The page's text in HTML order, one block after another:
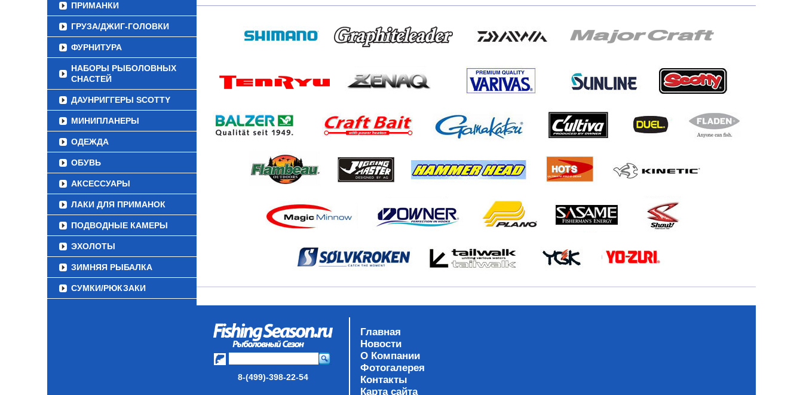
ПРИМАНКИ
ГРУЗА/ДЖИГ-ГОЛОВКИ
ФУРНИТУРА
НАБОРЫ РЫБОЛОВНЫХ
СНАСТЕЙ
ДАУНРИГГЕРЫ SCOTTY
МИНИПЛАНЕРЫ
ОДЕЖДА
ОБУВЬ
АКСЕССУАРЫ
ЛАКИ ДЛЯ ПРИМАНОК
ПОДВОДНЫЕ КАМЕРЫ
ЭХОЛОТЫ
ЗИМНЯЯ РЫБАЛКА
СУМКИ/РЮКЗАКИ
8-(499)-398-22-54
Главная
Новости
О Компании
Фотогалерея
Контакты
Карта сайта